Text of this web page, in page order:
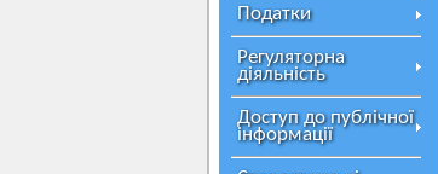
Податки
Регуляторна
діяльність
Доступ до публічної
інформації